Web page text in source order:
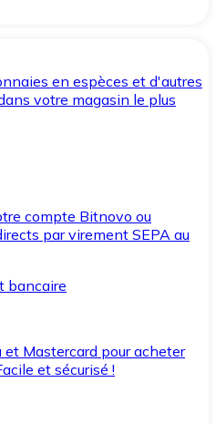
en espèces et d'autres
votre magasin le plus
compte Bitnovo ou
par virement SEPA au
bancaire
Mastercard pour acheter
et sécurisé !